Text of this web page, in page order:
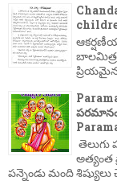
బాలమిత్ర
ప్రియమైన
అత్యంత
పన్నెండు మంది శిష్యులు